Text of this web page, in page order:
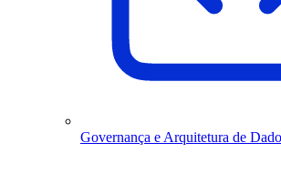
Governança e Arquitetura de